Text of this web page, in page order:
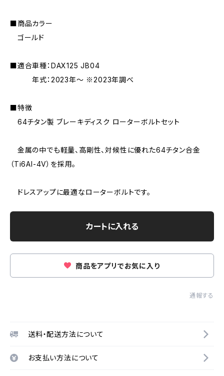
■商品カラー
ゴールド
■適合車種：DAX125 JB04
年式：2023年〜 ※2023年調べ
■特徴
64チタン製 ブレーキディスク ローターボルトセット
金属の中でも軽量、高剛性、対候性に優れた64チタン合金
（Ti6AI-4V）を採用。
ドレスアップに最適なローターボルトです。
カートに入れる
商品をアプリでお気に入り
通報する
送料・配送方法について
お支払い方法について